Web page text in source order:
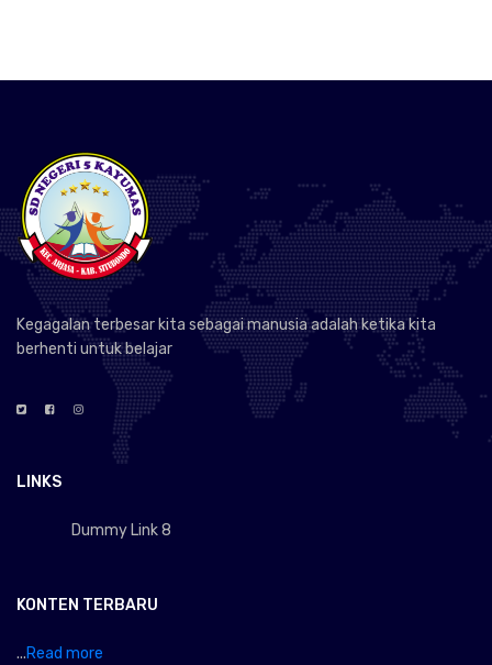
Kegagalan terbesar kita sebagai manusia adalah ketika kita
berhenti untuk belajar
LINKS
Dummy Link 8
KONTEN TERBARU
...Read more